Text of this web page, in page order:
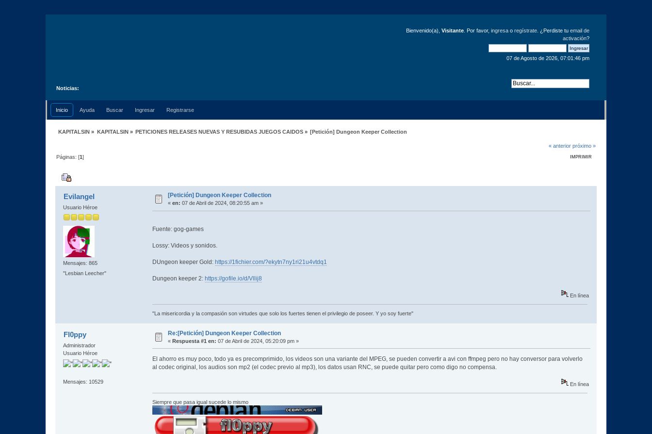
Bienvenido(a), Visitante. Por favor, ingresao regístrate. ¿Perdiste tu email de
activación?
07 de Agosto de 2026, 07:01:46 pm
Noticias:
Inicio Ayuda Buscar Ingresar Registrarse
KAPITALSIN » KAPITALSIN» PETICIONES RELEASES NUEVAS Y RESUBIDAS JUEGOS CAIDOS » [Petición] Dungeon Keeper Collection
« anterior próximo »
IMPRIMIR
Páginas: [1]
Evilangel
Usuario Héroe
Mensajes: 865
"Lesbian Leecher"
[Petición] Dungeon Keeper Collection
«en: 07 de Abril de 2024, 08:20:55 am »
Fuente: gog-games
Lossy: Videos y sonidos.
DUngeon keeper Gold: https://1fichier.com/?ekytn7ny1ri21u4vtdq1
Dungeon keeper 2: https://gofile.io/d/Vllij8
En línea
"La misericordia y la compasión son virtudes que solo los fuertes tienen el privilegio de poseer. Y yo soy fuerte"
Fl0ppy
Administrador
Usuario Héroe
Mensajes: 10529
Re:[Petición] Dungeon Keeper Collection
«Respuesta #1 en: 07 de Abril de 2024, 05:20:09 pm »
El ahorro es muy poco, todo ya es precomprimido, los videos son una variante del MPEG, se pueden convertir a avi con ffmpeg pero no hay conversor para volverlo
al codec original, los audios son mp2 (el codec previo al mp3), los datos usan RNC, se puede quitar pero como digo no compensa.
En línea
Siempre que pasa igual sucede lo mismo